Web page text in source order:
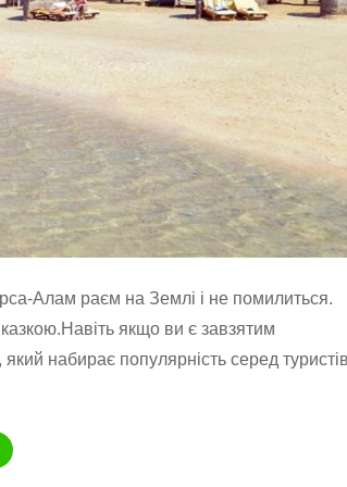
Алам раєм на Землі і не помилиться.
якщо ви є завзятим
набирає популярність серед